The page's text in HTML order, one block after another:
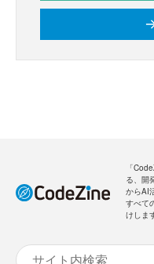
「
る、開
からAI
すべて
けしま